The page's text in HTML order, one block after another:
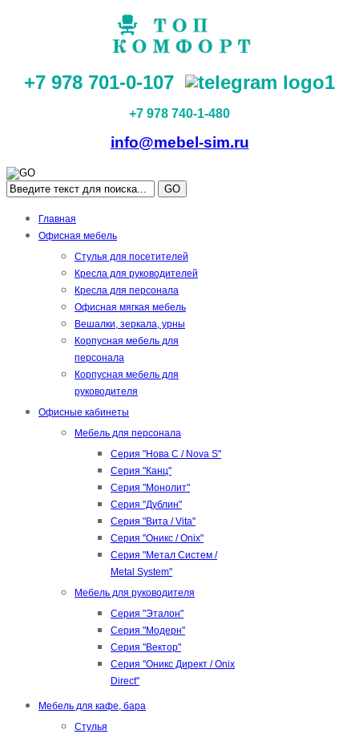
+7 978 701-0-107
+7 978 740-1-480
info@mebel-sim.ru
GO
Главная
Офисная мебель
Стулья для посетителей
Кресла для руководителей
Кресла для персонала
Офисная мягкая мебель
Вешалки, зеркала, урны
Корпусная мебель для
персонала
Корпусная мебель для
руководителя
Офисные кабинеты
Мебель для персонала
Серия "Нова С / Nova S"
Серия "Канц"
Серия "Монолит"
Серия "Дублин"
Серия "Вита / Vita"
Серия "Оникс / Onix"
Серия "Метал Систем /
Metal System"
Мебель для руководителя
Серия "Эталон"
Серия "Модерн"
Серия "Вектор"
Серия "Оникс Директ / Onix
Direct"
Мебель для кафе, бара
Стулья